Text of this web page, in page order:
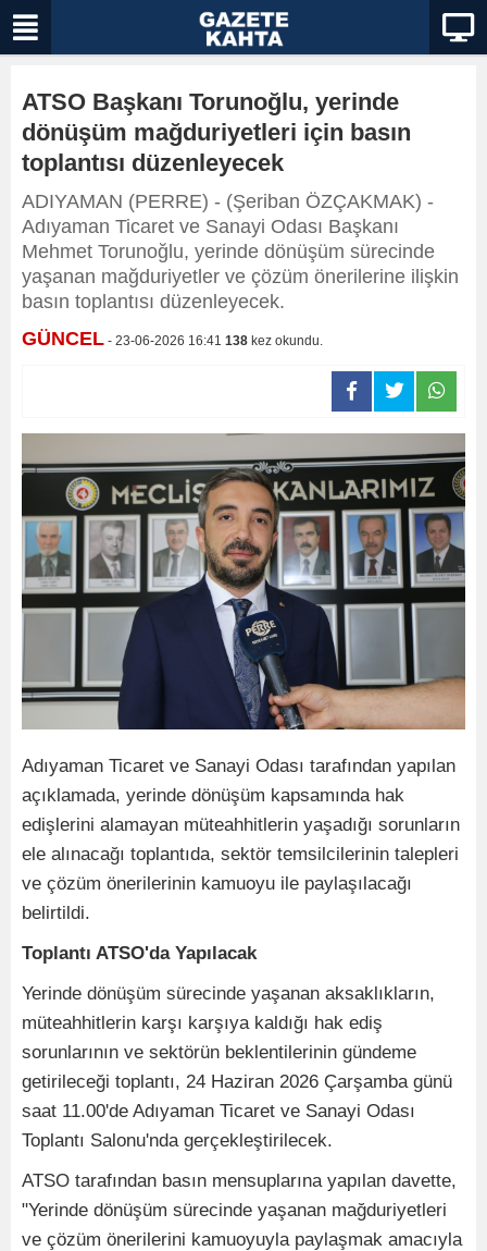
ATSO Başkanı Torunoğlu, yerinde
dönüşüm mağduriyetleri için basın
toplantısı düzenleyecek
ADIYAMAN (PERRE) - (Şeriban ÖZÇAKMAK) -
Adıyaman Ticaret ve Sanayi Odası Başkanı
Mehmet Torunoğlu, yerinde dönüşüm sürecinde
yaşanan mağduriyetler ve çözüm önerilerine ilişkin
basın toplantısı düzenleyecek.
GÜNCEL - 23-06-2026 16:41 138 kez okundu.
Adıyaman Ticaret ve Sanayi Odası tarafından yapılan
açıklamada, yerinde dönüşüm kapsamında hak
edişlerini alamayan müteahhitlerin yaşadığı sorunların
ele alınacağı toplantıda, sektör temsilcilerinin talepleri
ve çözüm önerilerinin kamuoyu ile paylaşılacağı
belirtildi.
Toplantı ATSO'da Yapılacak
Yerinde dönüşüm sürecinde yaşanan aksaklıkların,
müteahhitlerin karşı karşıya kaldığı hak ediş
sorunlarının ve sektörün beklentilerinin gündeme
getirileceği toplantı, 24 Haziran 2026 Çarşamba günü
saat 11.00'de Adıyaman Ticaret ve Sanayi Odası
Toplantı Salonu'nda gerçekleştirilecek.
ATSO tarafından basın mensuplarına yapılan davette,
"Yerinde dönüşüm sürecinde yaşanan mağduriyetleri
ve çözüm önerilerini kamuoyuyla paylaşmak amacıyla